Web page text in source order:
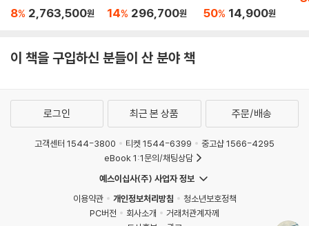
8% 2,763,500원 14% 296,700원 50% 14,900원
이 책을 구입하신 분들이 산 분야 책
로그인 최근 본 상품 주문/배송
고객센터 1544-3800 티켓 1544-6399
중고샵 1566-4295
eBook 1:1문의/채팅상담
예스이십사(주) 사업자 정보
이용약관
개인정보처리방침
청소년보호정책
PC버전
회사소개
거래처관계자께